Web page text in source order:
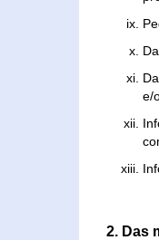
e/
2. Das